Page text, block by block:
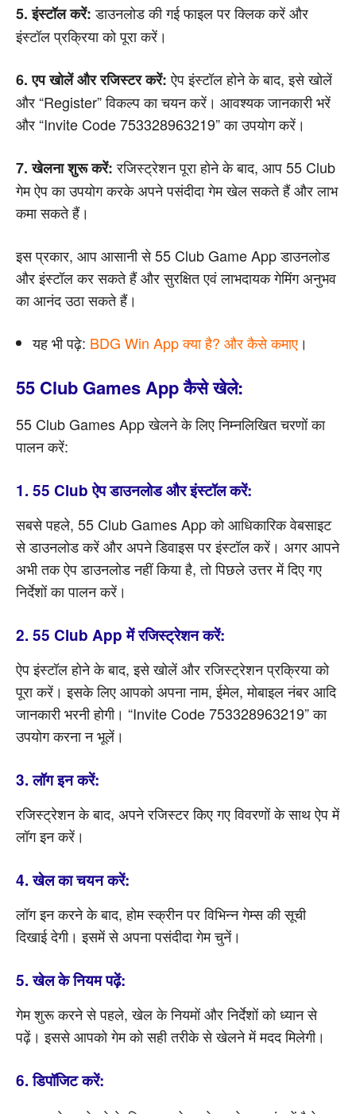
5. इंस्टॉल करें:डाउनलोड की गई फाइल पर क्लिक करें और
इंस्टॉल प्रक्रिया को पूरा करें।
6. एप खोलें और रजिस्टर करें:ऐप इंस्टॉल होने के बाद, इसे खोलें
और “Register” विकल्प का चयन करें। आवश्यक जानकारी भरें
और “Invite Code 753328963219” का उपयोग करें।
7. खेलना शुरू करें:रजिस्ट्रेशन पूरा होने के बाद, आप 55 Club
गेम ऐप का उपयोग करके अपने पसंदीदा गेम खेल सकते हैं और लाभ
कमा सकते हैं।
इस प्रकार, आप आसानी से 55 Club Game App डाउनलोड
और इंस्टॉल कर सकते हैं और सुरक्षित एवं लाभदायक गेमिंग अनुभव
का आनंद उठा सकते हैं।
यह भी पढ़े: BDG Win App क्या है? और कैसे कमाए ।
55 Club Games App कैसे खेले:
55 Club Games App खेलने के लिए निम्नलिखित चरणों का
पालन करें:
1. 55 Club ऐप डाउनलोड और इंस्टॉल करें:
सबसे पहले, 55 Club Games App को आधिकारिक वेबसाइट
से डाउनलोड करें और अपने डिवाइस पर इंस्टॉल करें। अगर आपने
अभी तक ऐप डाउनलोड नहीं किया है, तो पिछले उत्तर में दिए गए
निर्देशों का पालन करें।
2. 55 Club App में रजिस्ट्रेशन करें:
ऐप इंस्टॉल होने के बाद, इसे खोलें और रजिस्ट्रेशन प्रक्रिया को
पूरा करें। इसके लिए आपको अपना नाम, ईमेल, मोबाइल नंबर आदि
जानकारी भरनी होगी। “Invite Code 753328963219” का
उपयोग करना न भूलें।
3. लॉग इन करें:
रजिस्ट्रेशन के बाद, अपने रजिस्टर किए गए विवरणों के साथ ऐप में
लॉग इन करें।
4. खेल का चयन करें:
लॉग इन करने के बाद, होम स्क्रीन पर विभिन्न गेम्स की सूची
दिखाई देगी। इसमें से अपना पसंदीदा गेम चुनें।
5. खेल के नियम पढ़ें:
गेम शुरू करने से पहले, खेल के नियमों और निर्देशों को ध्यान से
पढ़ें। इससे आपको गेम को सही तरीके से खेलने में मदद मिलेगी।
6. डिपॉजिट करें: